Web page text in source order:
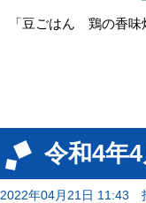
「豆ごはん 鶏の香
令和4年
2022年04月21日 11:43